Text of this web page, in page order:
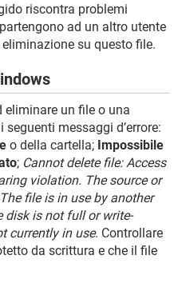
riscontra problemi
ad un altro utente
su questo file.
eliminare un file o una
messaggi d’errore:
o della cartella; Impossibile
; Cannot delete file: Access
violation. The source or
file is in use by another
disk is not full or write-
currently in use. Controllare
da scrittura e che il file